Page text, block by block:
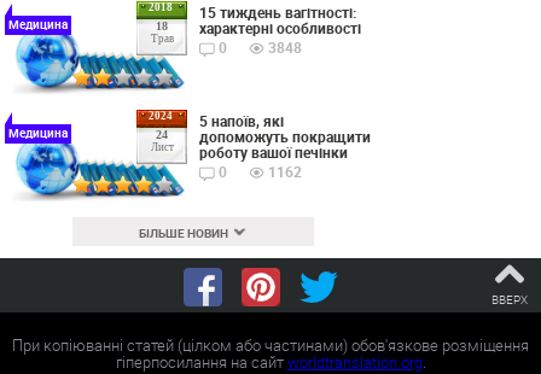
2018
18
Трав
Медицина
15 тиждень вагітності:
характерні особливості
0
3848
2024
24
Лист
Медицина
5 напоїв, які
допоможуть покращити
роботу вашої печінки
0
1162
БІЛЬШЕ НОВИН
ВВЕРХ
При копіюванні статей (цілком або частинами) обов'язкове розміщення
гіперпосилання на сайтworldtranslation.org.